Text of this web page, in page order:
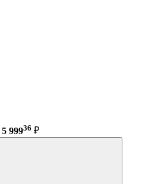
5 99936 ₽